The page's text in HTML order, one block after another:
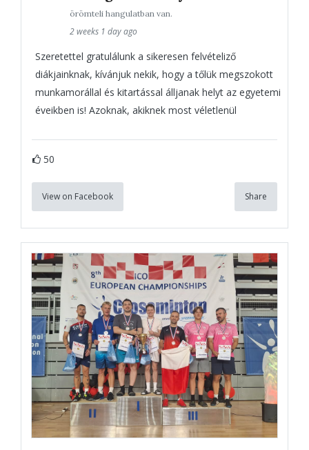
örömteli hangulatban van.
2 weeks 1 day ago
Szeretettel gratulálunk a sikeresen felvételiző
diákjainknak, kívánjuk nekik, hogy a tőlük megszokott
munkamorállal és kitartással álljanak helyt az egyetemi
éveikben is! Azoknak, akiknek most véletlenül
50
View on Facebook Share